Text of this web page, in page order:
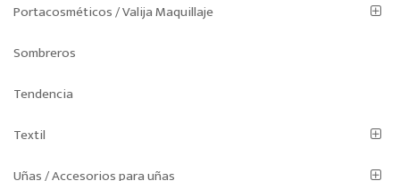
Portacosméticos / Valija Maquillaje
Sombreros
Tendencia
Textil
Uñas / Accesorios para uñas